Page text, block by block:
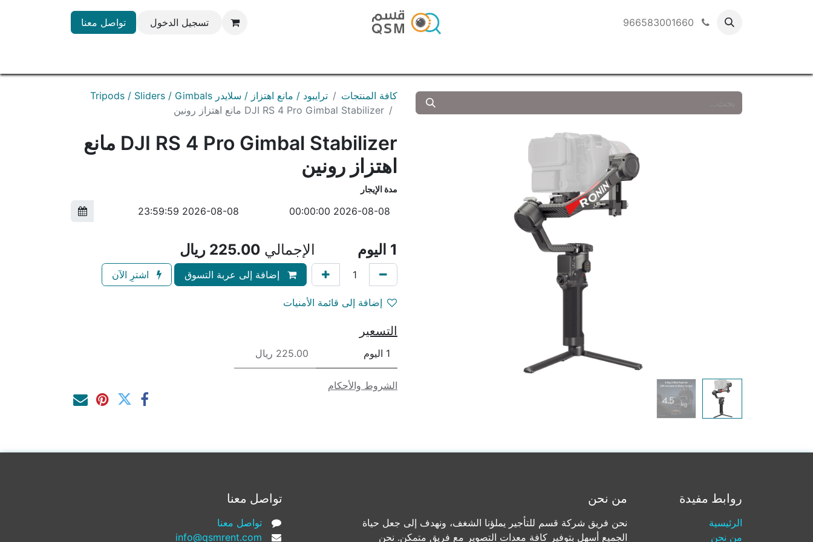
تسجيل الدخول تواصل معنا
كافة المنتجات
ترايبود / مانع اهتزاز / سلايدر Tripods / Sliders / Gimbals
DJI RS 4 Pro Gimbal Stabilizer مانع اهتزاز رونين
DJI RS 4 Pro Gimbal Stabilizer مانع
اهتزاز رونين
مدة الإيجار
1 اليوم الإجمالي 225.00 ريال
إضافة إلى عربة التسوق اشترِ الآن
إضافة إلى قائمة الأمنيات
التسعير
1 اليوم 225.00 ريال
الشروط والأحكام
روابط مفيدة
الرئيسية
من نحن
من نحن
نحن فريق شركة قسم للتأجير يملؤنا الشغف، ونهدف إلى جعل حياة
الجميع أسهل بتوفير كافة معدات التصوير مع فريق متمكن. نحن
تواصل معنا
تواصل معنا
info@qsmrent.com